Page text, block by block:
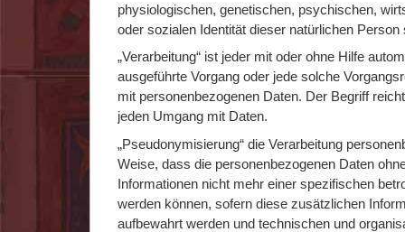
physiologischen, genetischen, psychischen,
oder sozialen Identität dieser natürlichen Person
„Verarbeitung“ ist jeder mit oder ohne Hilfe
ausgeführte Vorgang oder jede solche
mit personenbezogenen Daten. Der Begriff
jeden Umgang mit Daten.
„Pseudonymisierung“ die Verarbeitung
Weise, dass die personenbezogenen Daten
Informationen nicht mehr einer spezifischen
werden können, sofern diese zusätzlichen
aufbewahrt werden und technischen und